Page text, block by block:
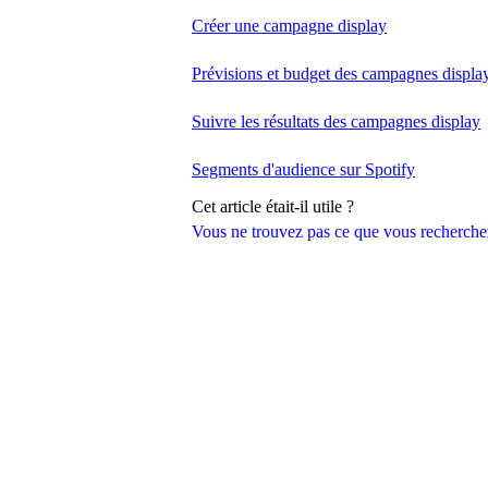
Vous ne trouvez pas ce que vous
Créer une campagne display
Prévisions et budget des campagnes
Suivre les résultats des campagnes display
Segments d'audience sur Spotify
Cet article était-il utile ?